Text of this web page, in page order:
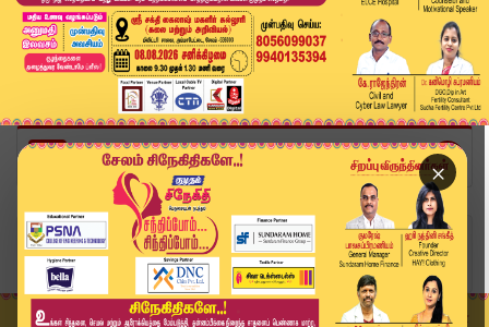
×
Home
வீடியோ ஸ்டோரி
தங்கம் வாங்க சீக்கிரமா போங்க..! சூப்பர் நியூஸ் ...